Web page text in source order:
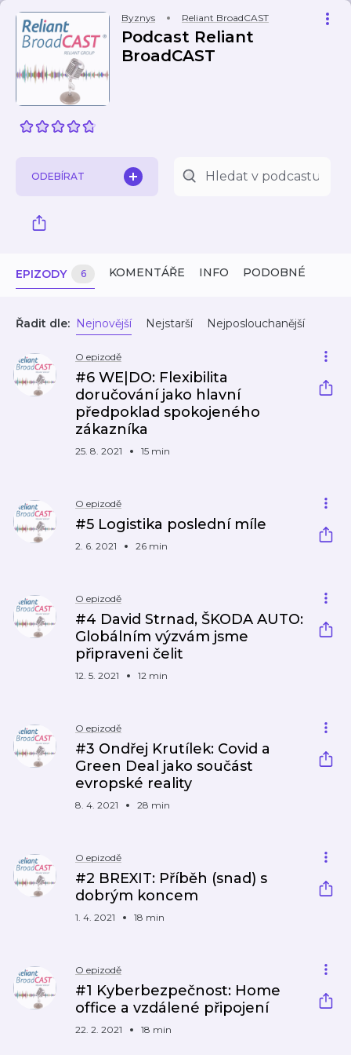
Byznys Reliant BroadCAST
Podcast Reliant
BroadCAST
ODEBÍRAT
EPIZODY 6 KOMENTÁŘE INFO PODOBNÉ
Řadit dle: Nejnovější Nejstarší Nejposlouchanější
O epizodě
#6 WE|DO: Flexibilita
doručování jako hlavní
předpoklad spokojeného
zákazníka
25. 8. 2021 15 min
O epizodě
#5 Logistika poslední míle
2. 6. 2021 26 min
O epizodě
#4 David Strnad, ŠKODA AUTO:
Globálním výzvám jsme
připraveni čelit
12. 5. 2021 12 min
O epizodě
#3 Ondřej Krutílek: Covid a
Green Deal jako součást
evropské reality
8. 4. 2021 28 min
O epizodě
#2 BREXIT: Příběh (snad) s
dobrým koncem
1. 4. 2021 18 min
O epizodě
#1 Kyberbezpečnost: Home
office a vzdálené připojení
22. 2. 2021 18 min